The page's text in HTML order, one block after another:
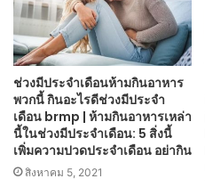
ช่วงมีประจำเดือนห้ามกินอาหาร
พวกนี้ กินอะไรดีช่วงมีประจำ
เดือน brmp | ห้ามกินอาหารเหล่า
นี้ในช่วงมีประจำเดือน: 5 สิ่งนี้
เพิ่มความปวดประจำเดือน อย่ากิน
สิงหาคม 5, 2021